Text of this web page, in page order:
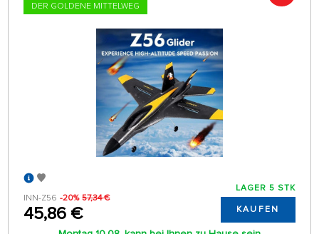
DER GOLDENE MITTELWEG
INN-Z56 -20% 57,34 €
45,86 €
LAGER 5 STK
KAUFEN